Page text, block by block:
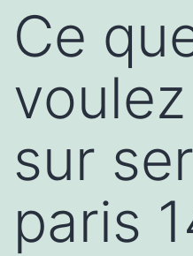
Ce
sur
paris